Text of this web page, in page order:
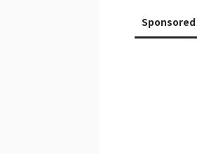
Sponsored